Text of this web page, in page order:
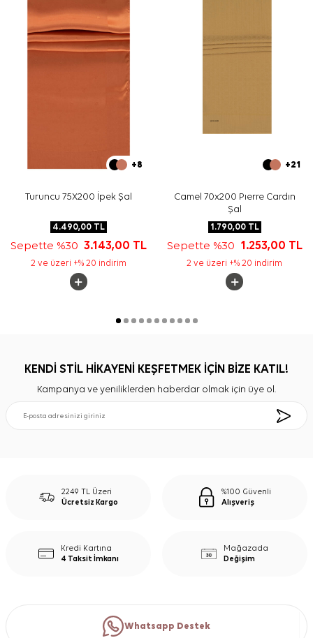
Yıkama ve bakım için ürün etiketindeki talimatları
izleyiniz. İpek ve hassas eşarpların elde hassas
bakımındaAker İpek Eşarp Şampuanı kullanabilirsiniz.
Sıkça Sorulan Sorular
Bu ürün hangi kalitededir?
Desen ve renk görünümü nasıldır?
Hangi kombinlerde kullanılabilir?
+8
Turuncu 75X200 İpek Şal
4.490,00TL
Sepette %30 3.143,00 TL
2 ve üzeri +% 20 indirim
+21
Camel 70x200 Pıerre Cardın
Şal
1.790,00TL
Sepette %30 1.253,00 TL
2 ve üzeri +% 20 indirim
KENDİ STİL HİKAYENİ KEŞFETMEK İÇİN BİZE KATIL!
Kampanya ve yeniliklerden haberdar olmak için üye ol.
2249 TL Üzeri
Ücretsiz Kargo
%100 Güvenli
Alışveriş
Kredi Kartına
4 Taksit İmkanı
Mağazada
Değişim
Whatsapp Destek